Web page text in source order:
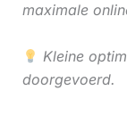
maximale
Kleine
doorgevoerd.